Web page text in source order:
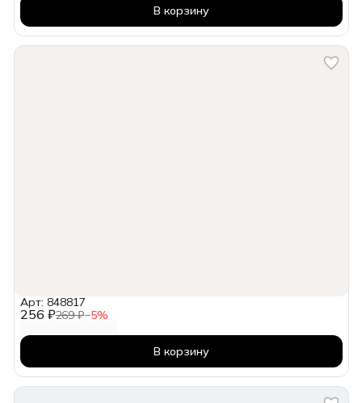
В корзину
256 ₽269 ₽−5%
Арт: 848817
В корзину